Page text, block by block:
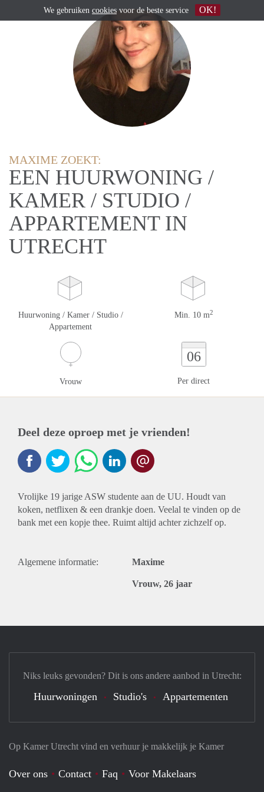
MAXIME ZOEKT:
EEN HUURWONING /
KAMER / STUDIO /
APPARTEMENT IN
UTRECHT
Huurwoning / Kamer / Studio /
Appartement
Min. 10 m2
Vrouw
06
Per direct
Deel deze oproep met je vrienden!
Vrolijke 19 jarige ASW studente aan de UU. Houdt van
koken, netflixen & een drankje doen. Veelal te vinden op de
bank met een kopje thee. Ruimt altijd achter zichzelf op.
Algemene informatie: Maxime
Vrouw, 26 jaar
Op Kamer Utrecht vind en verhuur je makkelijk je Kamer
Over ons Contact Faq
Voor Makelaars
Niks leuks gevonden? Dit is ons andere aanbod in Utrecht:
Huurwoningen Studio's Appartementen
We gebruiken cookies voor de beste service OK!